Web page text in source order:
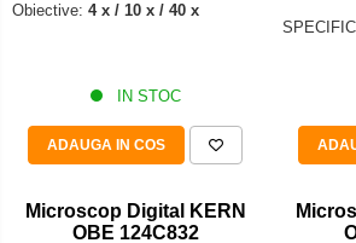
Senzori
Varf de impact
Adaptoare
Obiective: 4 x / 10 x / 40 x
IN STOC
ADAUGA IN COS
Microscop Digital KERN
OBE 124C832